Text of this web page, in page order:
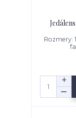
Rozmery: